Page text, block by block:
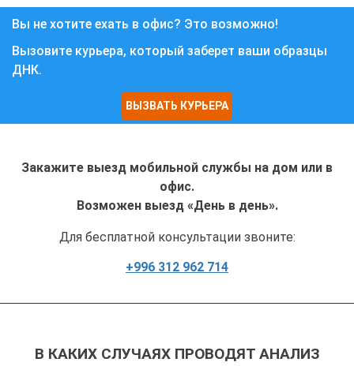
Вы не хотите ехать в офис? Это возможно!
Вызовите курьера, который заберет ваши образцы
ДНК.
ВЫЗВАТЬ КУРЬЕРА
Закажите выезд мобильной службы на дом или в
офис.
Возможен выезд «День в день».
Для бесплатной консультации звоните:
+996 312 962 714
В КАКИХ СЛУЧАЯХ ПРОВОДЯТ АНАЛИЗ